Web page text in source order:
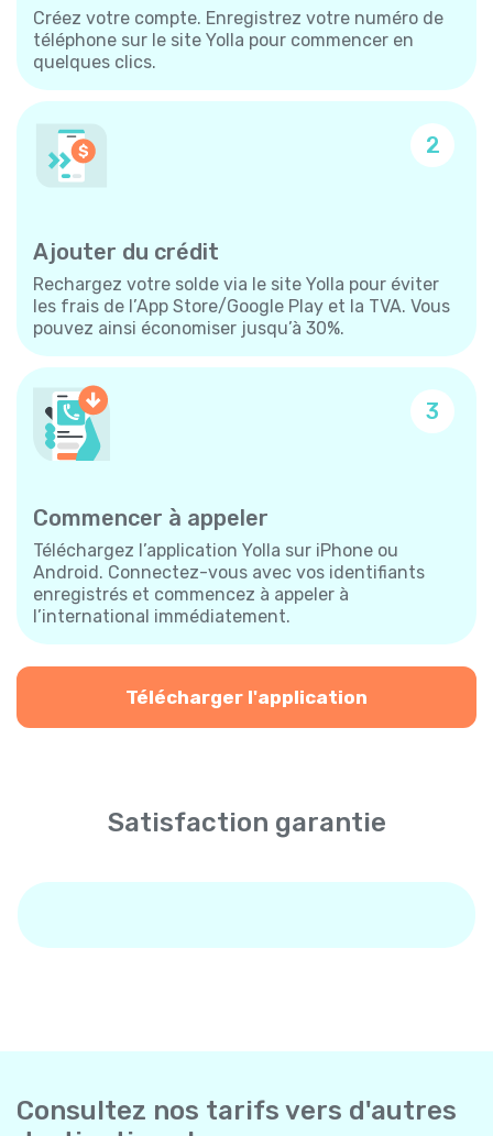
Créez votre compte. Enregistrez votre numéro de
téléphone sur le site Yolla pour commencer en
quelques clics.
2
Ajouter du crédit
Rechargez votre solde via le site Yolla pour éviter
les frais de l’App Store/Google Play et la TVA. Vous
pouvez ainsi économiser jusqu’à 30%.
3
Commencer à appeler
Téléchargez l’application Yolla sur iPhone ou
Android. Connectez-vous avec vos identifiants
enregistrés et commencez à appeler à
l’international immédiatement.
Télécharger l'application
Satisfaction garantie
Consultez nos tarifs vers d'autres